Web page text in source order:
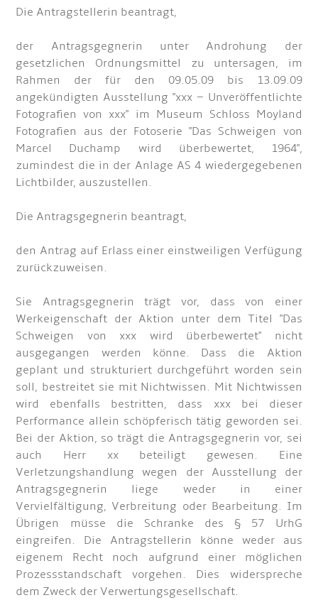
Die Antragstellerin beantragt,
der Antragsgegnerin unter Androhung der
gesetzlichen Ordnungsmittel zu untersagen, im
Rahmen der für den 09.05.09 bis 13.09.09
angekündigten Ausstellung "xxx – Unveröffentlichte
Fotografien von xxx" im Museum Schloss Moyland
Fotografien aus der Fotoserie "Das Schweigen von
Marcel Duchamp wird überbewertet, 1964",
zumindest die in der Anlage AS 4 wiedergegebenen
Lichtbilder, auszustellen.
Die Antragsgegnerin beantragt,
den Antrag auf Erlass einer einstweiligen Verfügung
zurückzuweisen.
Sie Antragsgegnerin trägt vor, dass von einer
Werkeigenschaft der Aktion unter dem Titel "Das
Schweigen von xxx wird überbewertet" nicht
ausgegangen werden könne. Dass die Aktion
geplant und strukturiert durchgeführt worden sein
soll, bestreitet sie mit Nichtwissen. Mit Nichtwissen
wird ebenfalls bestritten, dass xxx bei dieser
Performance allein schöpferisch tätig geworden sei.
Bei der Aktion, so trägt die Antragsgegnerin vor, sei
auch Herr xx beteiligt gewesen. Eine
Verletzungshandlung wegen der Ausstellung der
Antragsgegnerin liege weder in einer
Vervielfältigung, Verbreitung oder Bearbeitung. Im
Übrigen müsse die Schranke des § 57 UrhG
eingreifen. Die Antragstellerin könne weder aus
eigenem Recht noch aufgrund einer möglichen
Prozessstandschaft vorgehen. Dies widerspreche
dem Zweck der Verwertungsgesellschaft.